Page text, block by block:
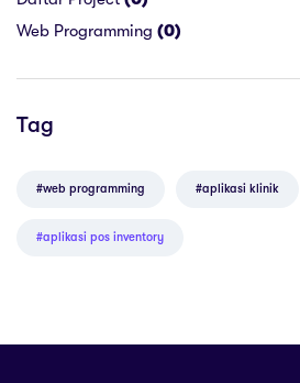
Web Programming (0)
Tag
#web programming #aplikasi klinik
#aplikasi pos inventory